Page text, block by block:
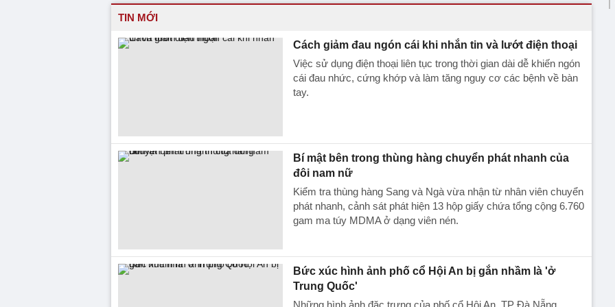
TIN MỚI
Cách giảm đau ngón cái khi nhắn tin và lướt điện thoại
Việc sử dụng điện thoại liên tục trong thời gian dài dễ khiến ngón
cái đau nhức, cứng khớp và làm tăng nguy cơ các bệnh về bàn
tay.
Bí mật bên trong thùng hàng chuyển phát nhanh của
đôi nam nữ
Kiểm tra thùng hàng Sang và Ngà vừa nhận từ nhân viên chuyển
phát nhanh, cảnh sát phát hiện 13 hộp giấy chứa tổng cộng 6.760
gam ma túy MDMA ở dạng viên nén.
Bức xúc hình ảnh phố cổ Hội An bị gắn nhầm là 'ở
Trung Quốc'
Những hình ảnh đặc trưng của phố cổ Hội An, TP Đà Nẵng